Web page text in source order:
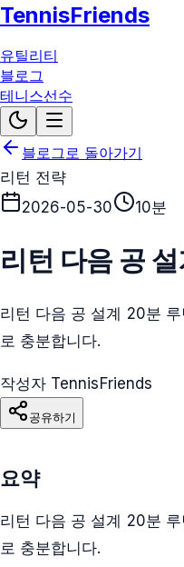
TennisFriends
유틸리티
블로그
테니스선수
블로그로 돌아가기
리턴 전략
2026-05-30
10분
리턴 다음 공
리턴 다음 공 설계 20분
로 충분합니다.
작성자 TennisFriends
공유하기
요약
리턴 다음 공 설계 20분
로 충분합니다.